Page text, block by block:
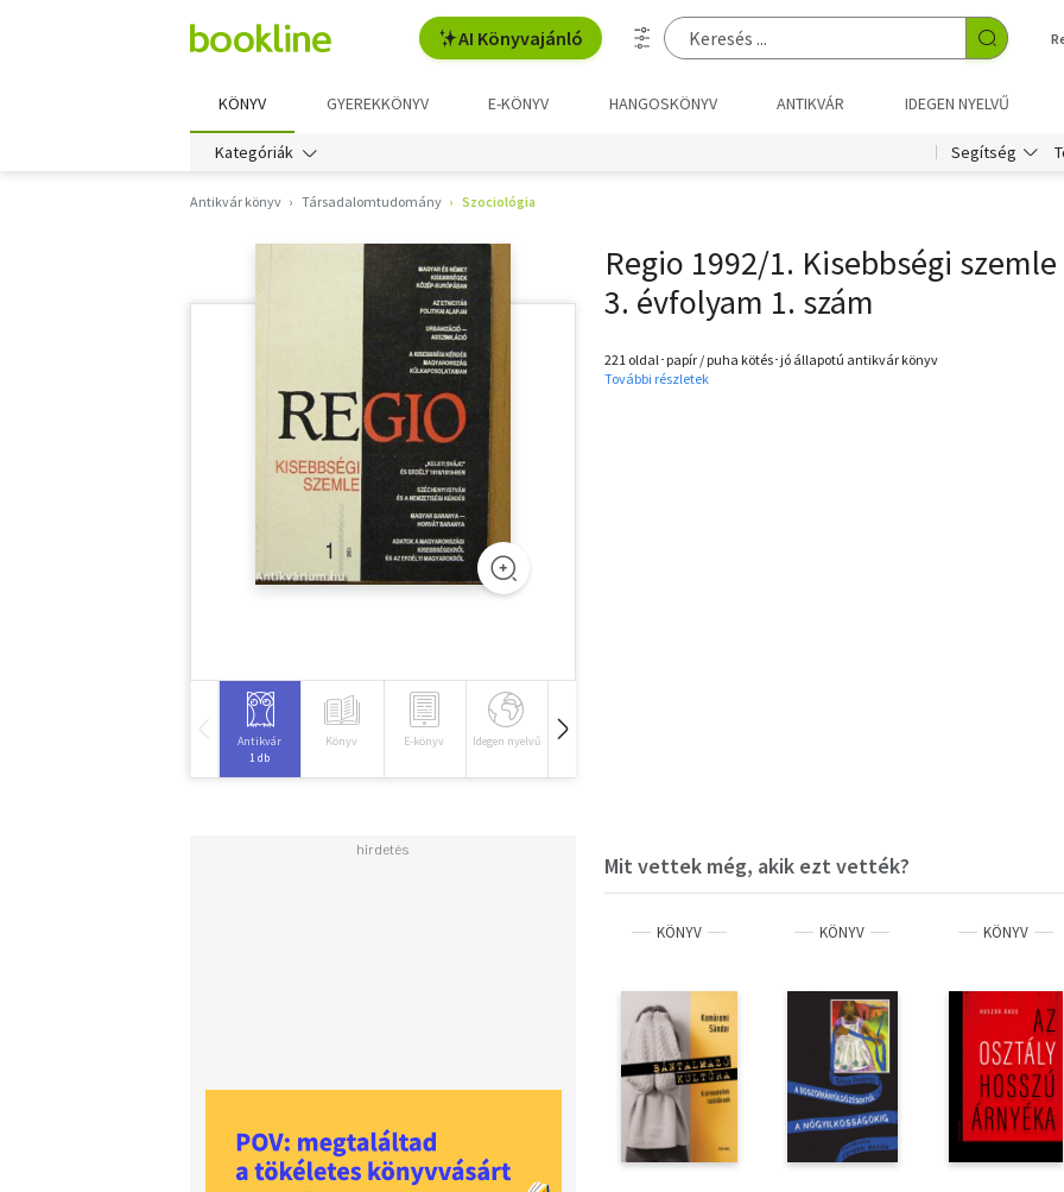
AI Könyvajánló
KÖNYV GYEREKKÖNYV E-KÖNYV HANGOSKÖNYV ANTIKVÁR IDEGEN NYELVŰ
Kategóriák Segítség
Antikvár könyv Társadalomtudomány Szociológia
Antikvár
1 db
Könyv E-könyv Idegen nyelvű Hangoskönyv
Regio 1992/1. Kisebbségi szemle
3. évfolyam 1. szám
221 oldal･papír / puha kötés･jó állapotú antikvár könyv
További részletek
Mit vettek még, akik ezt vették?
KÖNYV KÖNYV KÖNYV